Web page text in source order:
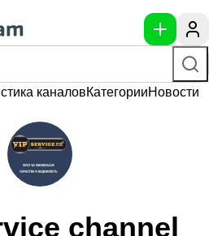
каналовКатегорииНовости
channel